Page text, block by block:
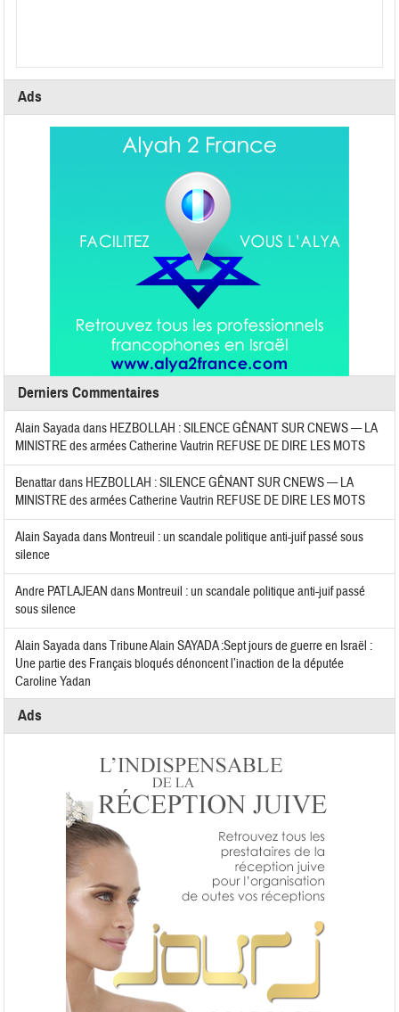
Ads
Derniers Commentaires
Alain Sayadadans HEZBOLLAH : SILENCE GÊNANT SUR CNEWS — LA
MINISTRE des armées Catherine Vautrin REFUSE DE DIRE LES MOTS
Benattardans HEZBOLLAH : SILENCE GÊNANT SUR CNEWS — LA
MINISTRE des armées Catherine Vautrin REFUSE DE DIRE LES MOTS
Alain Sayadadans Montreuil : un scandale politique anti-juif passé sous
silence
Andre PATLAJEAN dans Montreuil : un scandale politique anti-juif passé
sous silence
Alain SayadadansTribune Alain SAYADA :Sept jours de guerre en Israël :
Une partie des Français bloqués dénoncent l’inaction de la députée
Caroline Yadan
Ads